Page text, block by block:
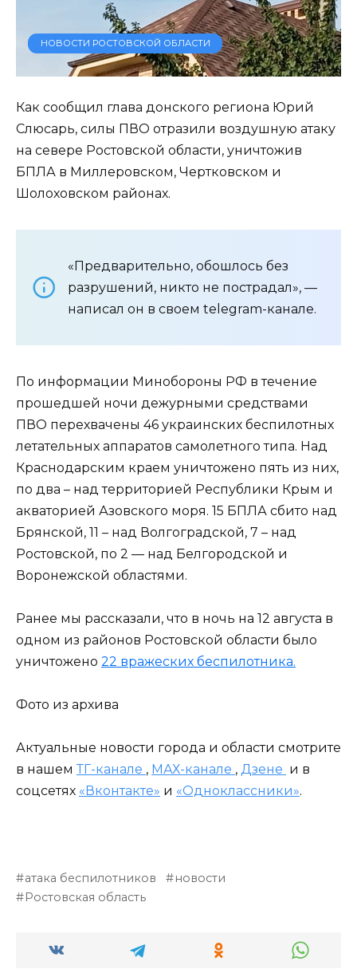
НОВОСТИ РОСТОВСКОЙ ОБЛАСТИ
Как сообщил глава донского региона Юрий
Слюсарь, силы ПВО отразили воздушную атаку
на севере Ростовской области, уничтожив
БПЛА в Миллеровском, Чертковском и
Шолоховском районах.
«Предварительно, обошлось без
разрушений, никто не пострадал», —
написал он в своем telegram-канале.
По информации Минобороны РФ в течение
прошедшей ночи дежурными средствами
ПВО перехвачены 46 украинских беспилотных
летательных аппаратов самолетного типа. Над
Краснодарским краем уничтожено пять из них,
по два – над территорией Республики Крым и
акваторией Азовского моря. 15 БПЛА сбито над
Брянской, 11 – над Волгоградской, 7 – над
Ростовской, по 2 — над Белгородской и
Воронежской областями.
Ранее мы рассказали, что в ночь на 12 августа в
одном из районов Ростовской области было
уничтожено 22 вражеских беспилотника.
Фото из архива
Актуальные новости города и области смотрите
в нашем ТГ-канале , МАХ-канале , Дзене и в
соцсетях «Вконтакте» и «Одноклассники».
атака беспилотников
новости
Ростовская область